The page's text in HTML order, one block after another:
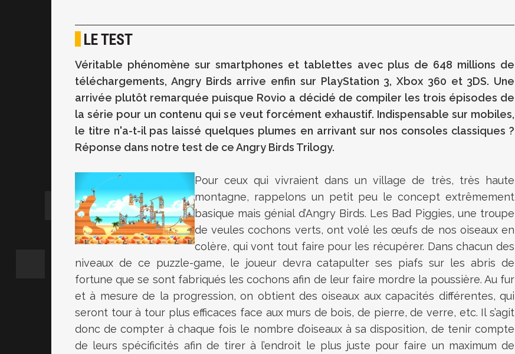
LE TEST
Véritable phénomène sur smartphones et tablettes avec plus de 648 millions de
téléchargements, Angry Birds arrive enfin sur PlayStation 3, Xbox 360 et 3DS. Une
arrivée plutôt remarquée puisque Rovio a décidé de compiler les trois épisodes de
la série pour un contenu qui se veut forcément exhaustif. Indispensable sur mobiles,
le titre n'a-t-il pas laissé quelques plumes en arrivant sur nos consoles classiques ?
Réponse dans notre test de ce Angry Birds Trilogy.
Pour ceux qui vivraient dans un village de très, très haute
montagne, rappelons un petit peu le concept extrêmement
basique mais génial d’Angry Birds. Les Bad Piggies, une troupe
de veules cochons verts, ont volé les œufs de nos oiseaux en
colère, qui vont tout faire pour les récupérer. Dans chacun des
niveaux de ce puzzle-game, le joueur devra catapulter ses piafs sur les abris de
fortune que se sont fabriqués les cochons afin de leur faire mordre la poussière. Au fur
et à mesure de la progression, on obtient des oiseaux aux capacités différentes, qui
seront tour à tour plus efficaces face aux murs de bois, de pierre, de verre, etc. Il s’agit
donc de compter à chaque fois le nombre d’oiseaux à sa disposition, de tenir compte
de leurs spécificités afin de tirer à l’endroit le plus juste pour faire un maximum de